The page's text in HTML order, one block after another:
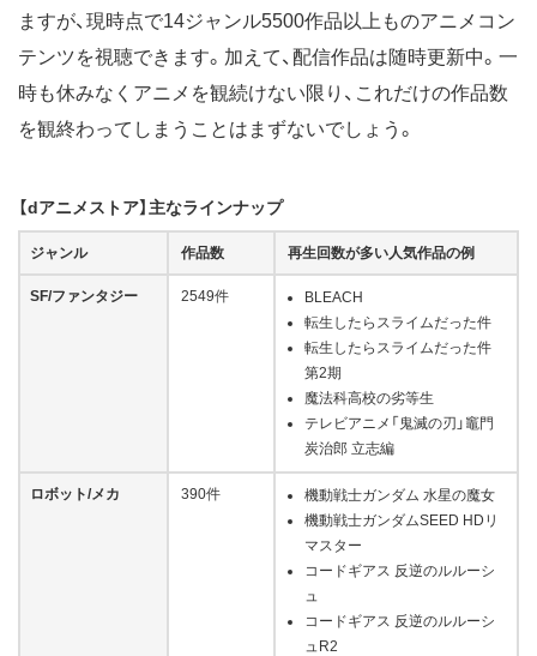
ますが、現時点で14ジャンル5500作品以上ものアニメコン
テンツを視聴できます。加えて、配信作品は随時更新中。一
時も休みなくアニメを観続けない限り、これだけの作品数
を観終わってしまうことはまずないでしょう。
【dアニメストア】主なラインナップ
ジャンル 作品数 再生回数が多い人気作品の例
SF/ファンタジー 2549件
BLEACH
転生したらスライムだった件
転生したらスライムだった件
第2期
魔法科高校の劣等生
テレビアニメ「鬼滅の刃」竈門
炭治郎 立志編
ロボット/メカ 390件
機動戦士ガンダム 水星の魔女
機動戦士ガンダムSEED HDリ
マスター
コードギアス 反逆のルルーシ
ュ
コードギアス 反逆のルルーシ
ュR2